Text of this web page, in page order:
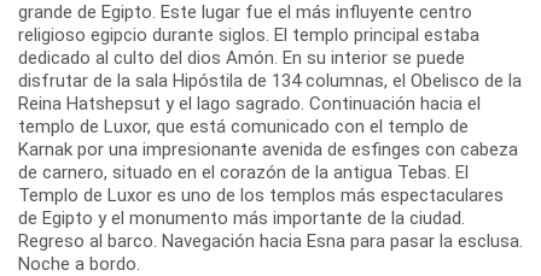
grande de Egipto. Este lugar fue el más influyente centro
religioso egipcio durante siglos. El templo principal estaba
dedicado al culto del dios Amón. En su interior se puede
disfrutar de la sala Hipóstila de 134 columnas, el Obelisco de la
Reina Hatshepsut y el lago sagrado. Continuación hacia el
templo de Luxor, que está comunicado con el templo de
Karnak por una impresionante avenida de esfinges con cabeza
de carnero, situado en el corazón de la antigua Tebas. El
Templo de Luxor es uno de los templos más espectaculares
de Egipto y el monumento más importante de la ciudad.
Regreso al barco. Navegación hacia Esna para pasar la esclusa.
Noche a bordo.